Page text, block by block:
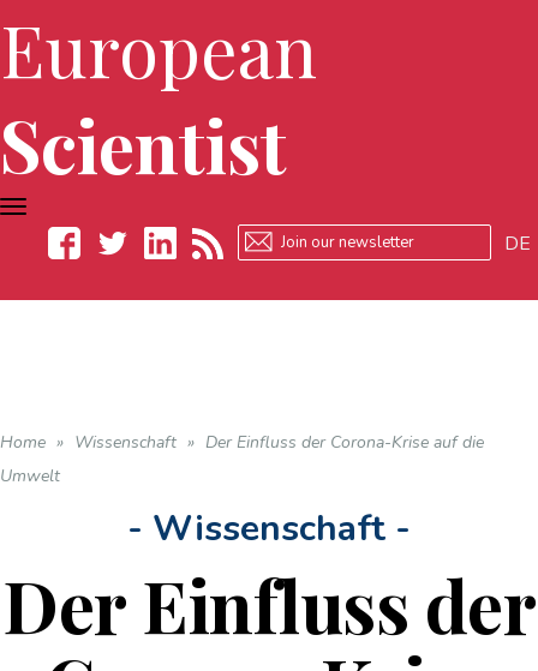
European
Scientist
DE
TOGGLE
NAVIGATION
Home » Wissenschaft » Der Einfluss der Corona-Krise auf die
Umwelt
- Wissenschaft -
Der Einfluss der